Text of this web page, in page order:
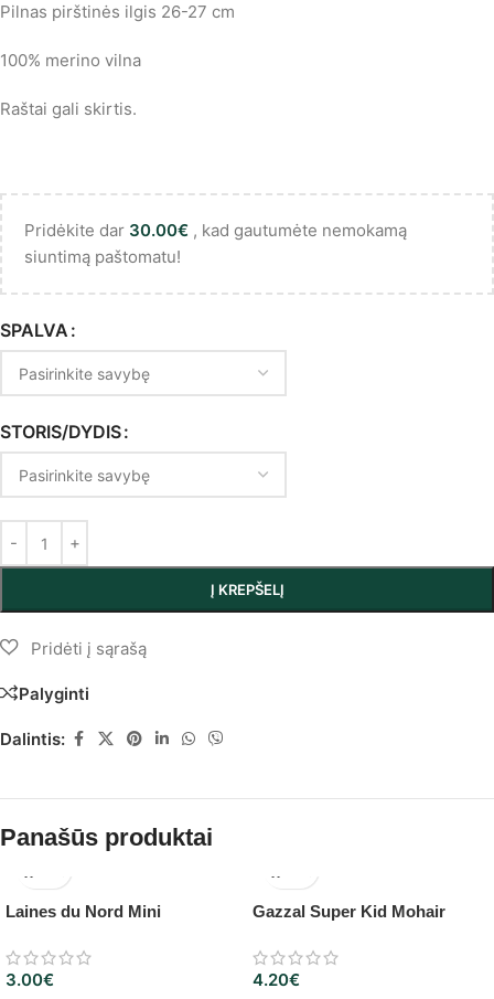
Pilnas pirštinės ilgis 26-27 cm
100% merino vilna
Raštai gali skirtis.
Pridėkite dar 30.00€ , kad gautumėte nemokamą
siuntimą paštomatu!
SPALVA
STORIS/DYDIS
Į KREPŠELĮ
Palyginti
Dalintis:
Panašūs produktai
Laines du Nord Mini
3.00€
Gazzal Super Kid Mohair
4.20€